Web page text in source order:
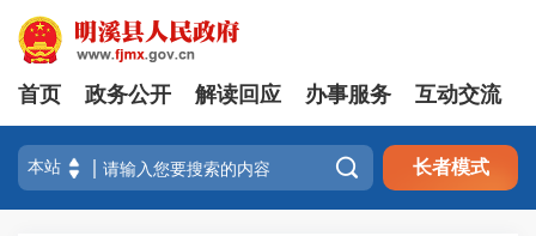
首页 政务公开 解读回应 办事服务 互动交流
 长者模式